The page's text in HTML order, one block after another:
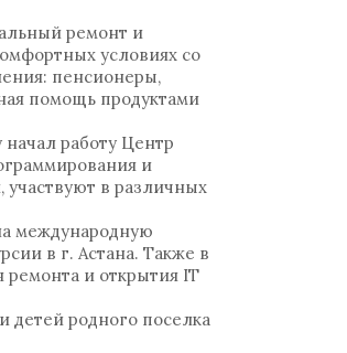
ремонт и
условиях со
пенсионеры,
помощь продуктами
работу Центр
и
участвуют в различных
международную
в г. Астана. Также в
ремонта и открытия IT
детей родного поселка